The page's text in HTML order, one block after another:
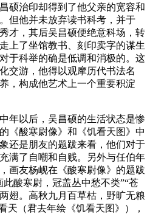
硕治印却得到了他父亲的宽容和
但他并未放弃读书科考，并于
才，其后吴昌硕便绝意科场，转
上了坐馆教书、刻印卖字的谋生
于科举的确是低调和消极的。这
交游，他得以观摩历代书法名
，构成他艺术上一个重要积淀
年以后，吴昌硕的生活状态是惨
《酸寒尉像》和《饥看天图》中
还是朋友的题跋来看，他们对于
满了自嘲和自贱。另外与任伯年
画友杨岘在《酸寒尉像》的题跋
酸寒尉，冠盖丛中愁不类”“苍
翅。高秋九月百草枯，野旷无粮
天（君去年绘《饥看天图》），